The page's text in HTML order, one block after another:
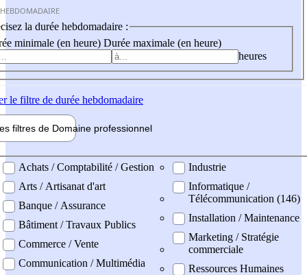
la durée hebdomadaire :
minimale (en heure) Durée maximale (en heure)
heures
le filtre de durée hebdomadaire
filtres de Domaine professionnel
professionel
Achats / Comptabilité / Gestion
Arts / Artisanat d'art
Banque / Assurance
Bâtiment / Travaux Publics
Commerce / Vente
Communication / Multimédia
Industrie
Informatique /
Télécommunication (146)
Installation / Maintenance
Marketing / Stratégie
commerciale
Ressources Humaines